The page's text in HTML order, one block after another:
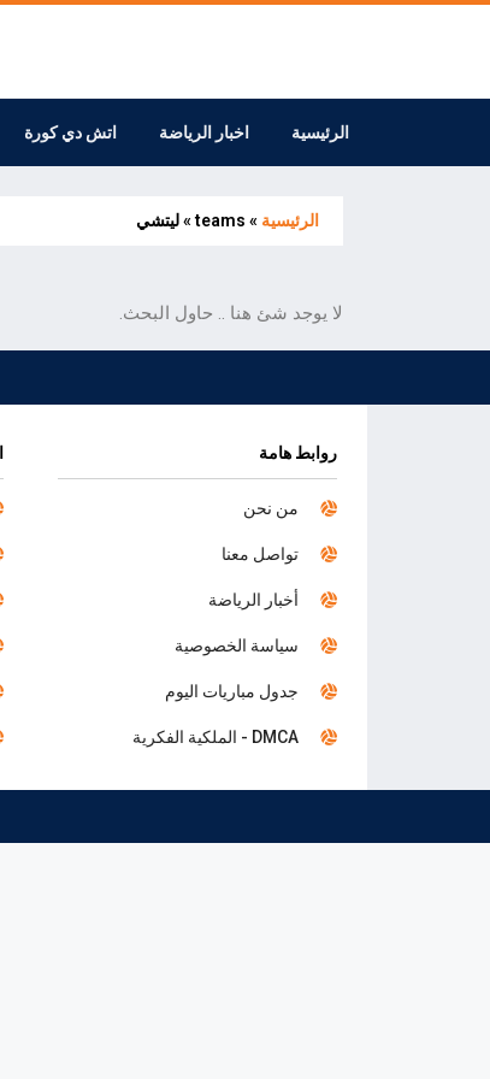
الرئيسية اخبار الرياضة اتش دي كورة
الرئيسية »
teams
»ليتشي
لا يوجد شئ هنا .. حاول البحث.
روابط هامة
من نحن
تواصل معنا
أخبار الرياضة
سياسة الخصوصية
جدول مباريات اليوم
DMCA - الملكية الفكرية